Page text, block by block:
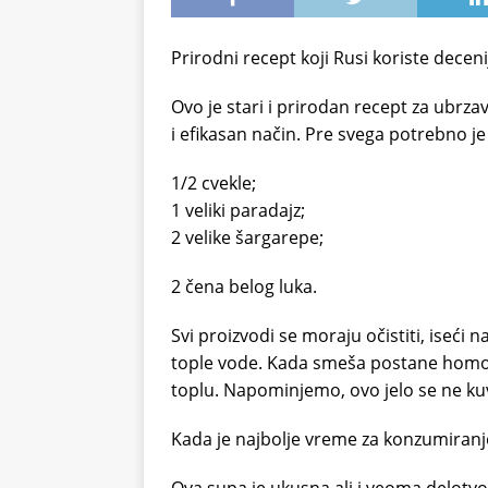
Prirodni recept koji Rusi koriste
Ovo je stari i prirodan recept za
i efikasan način. Pre svega potrebno
1/2 cvekle;
1 veliki paradajz;
2 velike šargarepe;
2 čena belog luka.
Svi proizvodi se moraju očistiti, iseći
tople vode. Kada smeša postane
toplu. Napominjemo, ovo jelo se ne
Kada je najbolje vreme za